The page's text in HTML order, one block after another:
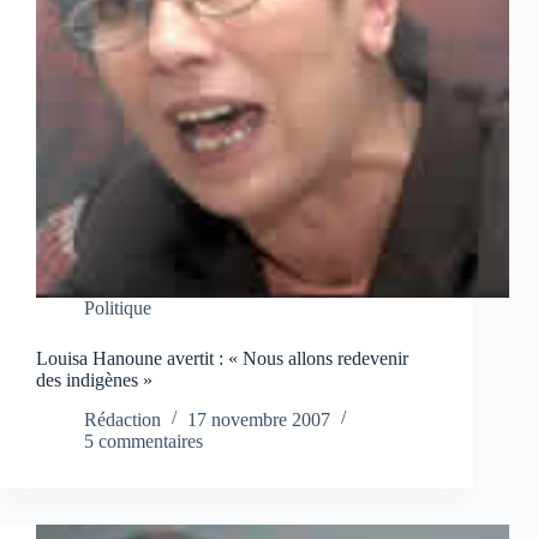
Politique
Louisa Hanoune avertit : « Nous allons redevenir
des indigènes »
Rédaction
17 novembre 2007
5 commentaires